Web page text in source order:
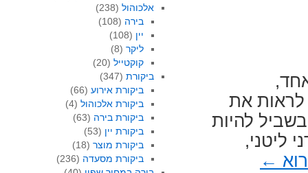
לראות את
להיות
ליטני,
←
אלכוהול(238)
בירה (108)
יין (108)
ליקר (8)
קוקטייל (20)
ביקורת(347)
ביקורת אירוע (66)
ביקורת אלכוהול (4)
ביקורת בירה (63)
ביקורת יין (53)
ביקורת מוצר (18)
ביקורת מסעדה (236)